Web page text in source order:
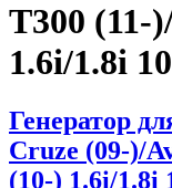
T300 (11-
1.6i/1.8i
Генератор
Cruze (09-)/
(10-) 1.6i/1.8i